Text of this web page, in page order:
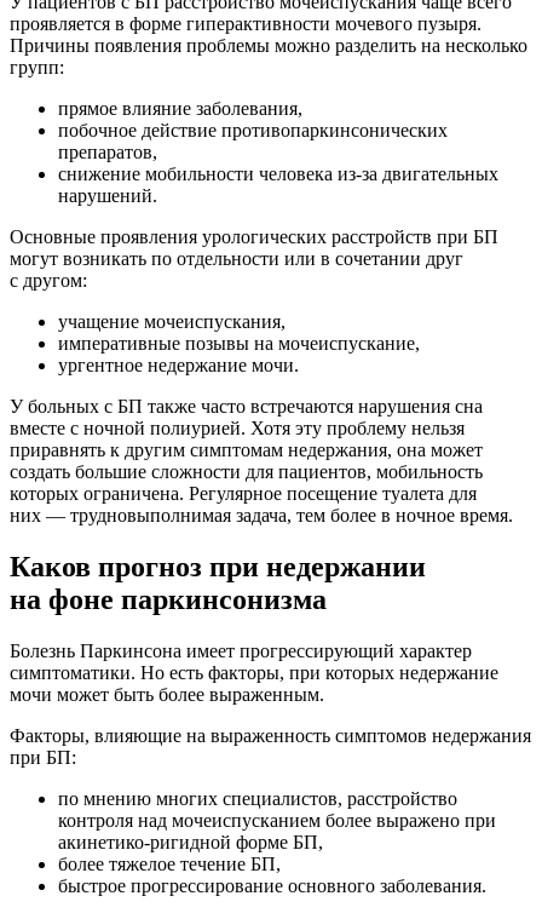
проявляется в форме гиперактивности мочевого пузыря.
Причины появления проблемы можно разделить на несколько
групп:
прямое влияние заболевания,
побочное действие противопаркинсонических
препаратов,
снижение мобильности человека из-за двигательных
нарушений.
Основные проявления урологических расстройств при БП
могут возникать по отдельности или в сочетании друг
с другом:
учащение мочеиспускания,
императивные позывы на мочеиспускание,
ургентное недержание мочи.
У больных с БП также часто встречаются нарушения сна
вместе с ночной полиурией. Хотя эту проблему нельзя
приравнять к другим симптомам недержания, она может
создать большие сложности для пациентов, мобильность
которых ограничена. Регулярное посещение туалета для
них — трудновыполнимая задача, тем более в ночное время.
Каков прогноз при недержании
на фоне паркинсонизма
Болезнь Паркинсона имеет прогрессирующий характер
симптоматики. Но есть факторы, при которых недержание
мочи может быть более выраженным.
Факторы, влияющие на выраженность симптомов недержания
при БП:
по мнению многих специалистов, расстройство
контроля над мочеиспусканием более выражено при
акинетико-ригидной форме БП,
более тяжелое течение БП,
быстрое прогрессирование основного заболевания.